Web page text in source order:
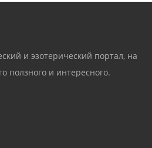
и эзотерический портал, на
ползного и интересного.